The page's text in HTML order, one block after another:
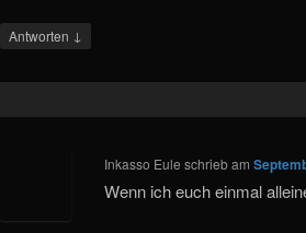
Antworten ↓
Inkasso Eule schriebam
Wenn ich euch einmal